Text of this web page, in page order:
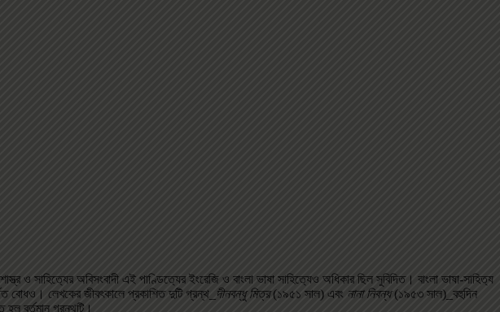
ও সাহিত‌্যের অবিসংবাদী এই পাণ্ডিত‌্যের ইংরেজি ও বাংলা ভাষা সাহিত‌্যেও অধিকার ছিল সুবিদিত। বাংলা ভাষা-সাহিত‌্য
বোধও। লেখকের জীবৎকালে প্রকাশিত দুটি গ্রন্থ_ দীনবন্ধু মিত্র(১৯৫১ সাল) এবং নানা নিবন্ধ(১৯৫৩ সাল)_বহুদিন
হল বর্তমান গ্রন্থটি।